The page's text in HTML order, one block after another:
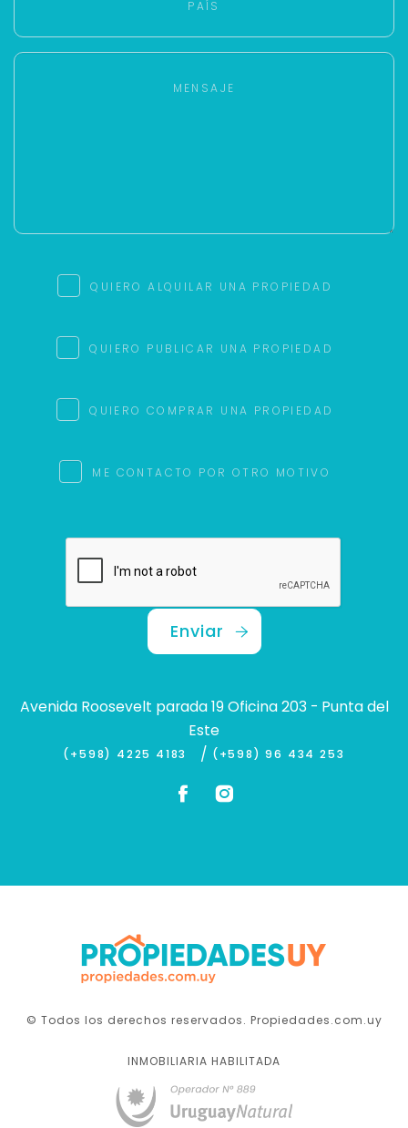
QUIERO ALQUILAR UNA PROPIEDAD
QUIERO PUBLICAR UNA PROPIEDAD
QUIERO COMPRAR UNA PROPIEDAD
ME CONTACTO POR OTRO MOTIVO
Enviar
Avenida Roosevelt parada 19 Oficina 203 - Punta del
Este
(+598) 4225 4183 / (+598) 96 434 253
© Todos los derechos reservados. Propiedades.com.uy
INMOBILIARIA HABILITADA